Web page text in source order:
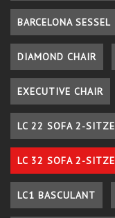
BARCELONA SESSEL
DIAMOND CHAIR
EXECUTIVE CHAIR
LC 22 SOFA 2-
LC 32 SOFA 2-
LC1 BASCULANT